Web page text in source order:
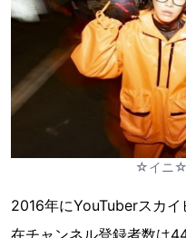
☆イニ
2016年にYouTuberスカ
在チャンネル登録者数は